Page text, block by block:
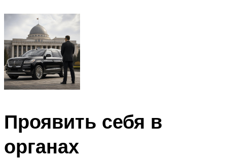
Проявить себя в
органах